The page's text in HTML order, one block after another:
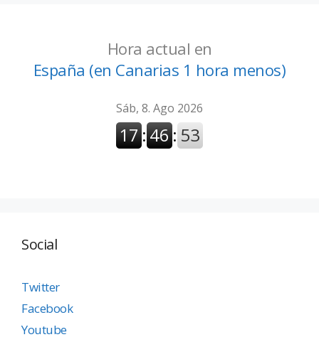
Hora actual en
España (en Canarias 1 hora menos)
Social
Twitter
Facebook
Youtube